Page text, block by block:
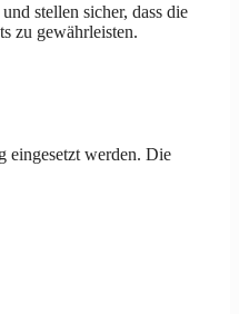
stellen sicher, dass die
zu gewährleisten.
eingesetzt werden. Die